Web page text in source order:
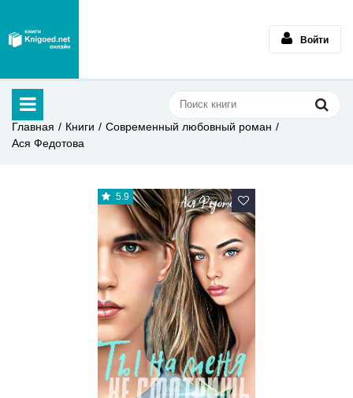
Войти
Главная Книги
Современный любовный роман
Ася Федотова
5.9